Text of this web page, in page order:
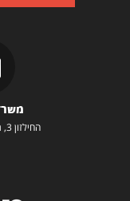
החילזון 3, רמת גן 5252267